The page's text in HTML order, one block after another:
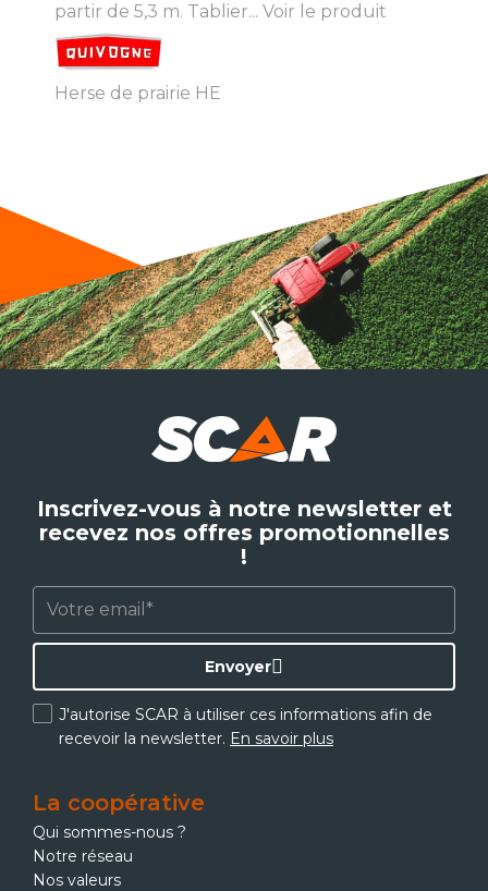
partir de 5,3 m. Tablier... Voir le produit
Herse de prairie HE
Inscrivez-vous à notre newsletter et
recevez nos offres promotionnelles
!
J'autorise SCAR à utiliser ces informations afin de
recevoir la newsletter. En savoir plus
Envoyer
La coopérative
Qui sommes-nous ?
Notre réseau
Nos valeurs